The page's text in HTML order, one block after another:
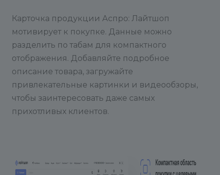
Карточка продукции Аспро: Лайтшоп
мотивирует к покупке. Данные можно
разделить по табам для компактного
отображения. Добавляйте подробное
описание товара, загружайте
привлекательные картинки и видеообзоры,
чтобы заинтересовать даже самых
прихотливых клиентов.